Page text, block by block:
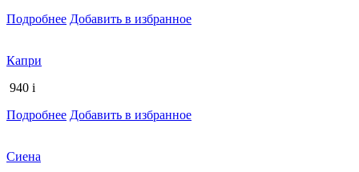
Подробнее Добавить в избранное
Капри
940 i
Подробнее Добавить в избранное
Сиена